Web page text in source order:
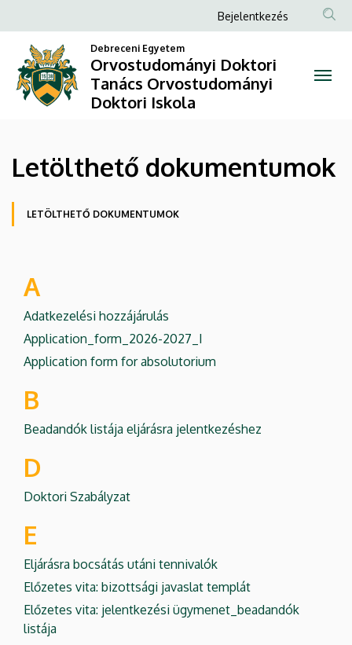
dokumentumok
Orvostudományi
Tanács
Orvostudományi
Iskola
a
tartalomra
Anonim
fiók
menüje
Bejelentkezés
Debreceni Egyetem
Orvostudományi Doktori
Tanács Orvostudományi
Doktori Iskola
Letölthető dokumentumok
Oldalmenü
LETÖLTHETŐ DOKUMENTUMOK
A
Adatkezelési hozzájárulás
Application_form_2026-2027_I
Application form for absolutorium
B
Beadandók listája eljárásra jelentkezéshez
D
Doktori Szabályzat
E
Eljárásra bocsátás utáni tennivalók
Előzetes vita: bizottsági javaslat templát
Előzetes vita: jelentkezési ügymenet_beadandók
listája